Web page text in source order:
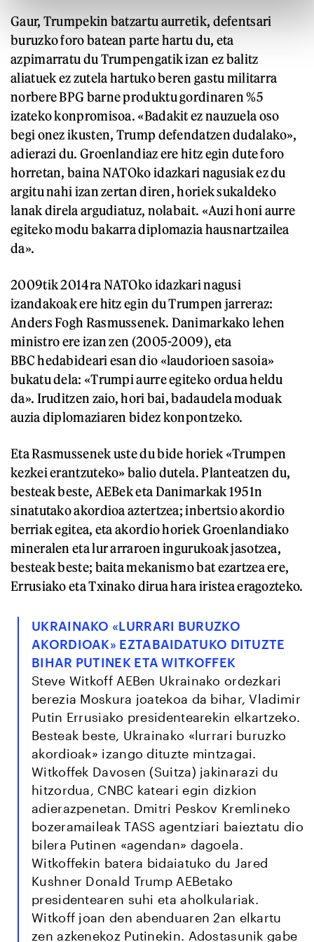
Gaur, Trumpekin batzartu aurretik, defentsari
buruzko foro batean parte hartu du, eta
azpimarratu du Trumpengatik izan ez balitz
aliatuek ez zutela hartuko beren gastu militarra
norbere BPG barne produktu gordinaren %5
izateko konpromisoa. «Badakit ez nauzuela oso
begi onez ikusten, Trump defendatzen dudalako»,
adierazi du. Groenlandiaz ere hitz egin dute foro
horretan, baina NATOko idazkari nagusiak ez du
argitu nahi izan zertan diren, horiek sukaldeko
lanak direla argudiatuz, nolabait. «Auzi honi aurre
egiteko modu bakarra diplomazia hausnartzailea
da».
2009tik 2014ra NATOko idazkari nagusi
izandakoak ere hitz egin du Trumpen jarreraz:
Anders Fogh Rasmussenek. Danimarkako lehen
ministro ere izan zen (2005-2009), eta
BBC hedabideari esan dio «laudorioen sasoia»
bukatu dela: «Trumpi aurre egiteko ordua heldu
da». Iruditzen zaio, hori bai, badaudela moduak
auzia diplomaziaren bidez konpontzeko.
Eta Rasmussenek uste du bide horiek «Trumpen
kezkei erantzuteko» balio dutela. Planteatzen du,
besteak beste, AEBek eta Danimarkak 1951n
sinatutako akordioa aztertzea; inbertsio akordio
berriak egitea, eta akordio horiek Groenlandiako
mineralen eta lur arraroen ingurukoak jasotzea,
besteak beste; baita mekanismo bat ezartzea ere,
Errusiako eta Txinako dirua hara iristea eragozteko.
UKRAINAKO «LURRARI BURUZKO
AKORDIOAK» EZTABAIDATUKO DITUZTE
BIHAR PUTINEK ETA WITKOFFEK
Steve Witkoff AEBen Ukrainako ordezkari
berezia Moskura joatekoa da bihar, Vladimir
Putin Errusiako presidentearekin elkartzeko.
Besteak beste, Ukrainako «lurrari buruzko
akordioak» izango dituzte mintzagai.
Witkoffek Davosen (Suitza) jakinarazi du
hitzordua, CNBC kateari egin dizkion
adierazpenetan. Dmitri Peskov Kremlineko
bozeramaileak TASS agentziari baieztatu dio
bilera Putinen «agendan» dagoela.
Witkoffekin batera bidaiatuko du Jared
Kushner Donald Trump AEBetako
presidentearen suhi eta aholkulariak.
Witkoff joan den abenduaren 2an elkartu
zen azkenekoz Putinekin. Adostasunik gabe